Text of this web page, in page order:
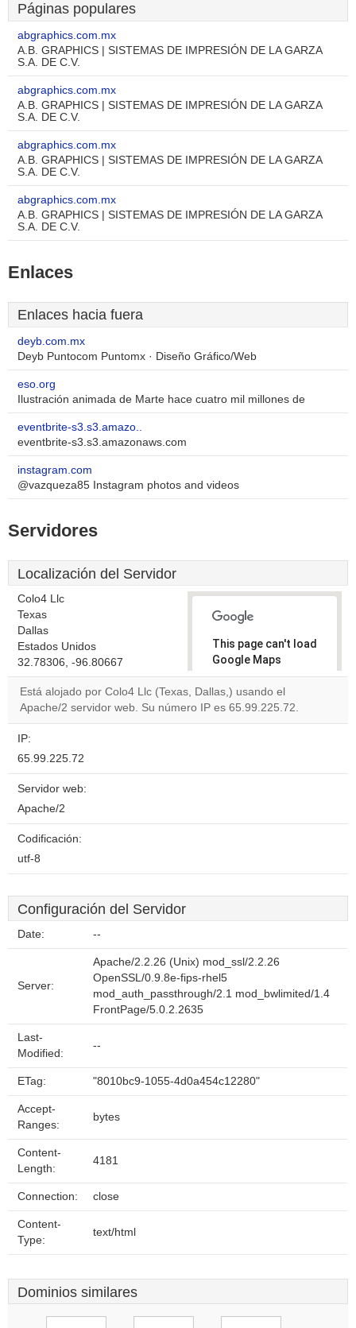
Páginas populares
abgraphics.com.mx
A.B. GRAPHICS | SISTEMAS DE IMPRESIÓN DE LA GARZA
S.A. DE C.V.
abgraphics.com.mx
A.B. GRAPHICS | SISTEMAS DE IMPRESIÓN DE LA GARZA
S.A. DE C.V.
abgraphics.com.mx
A.B. GRAPHICS | SISTEMAS DE IMPRESIÓN DE LA GARZA
S.A. DE C.V.
abgraphics.com.mx
A.B. GRAPHICS | SISTEMAS DE IMPRESIÓN DE LA GARZA
S.A. DE C.V.
Enlaces
Enlaces hacia fuera
deyb.com.mx
Deyb Puntocom Puntomx · Diseño Gráfico/Web
eso.org
Ilustración animada de Marte hace cuatro mil millones de
eventbrite-s3.s3.amazo..
eventbrite-s3.s3.amazonaws.com
instagram.com
@vazqueza85 Instagram photos and videos
Servidores
Localización del Servidor
Colo4 Llc
Texas
Dallas
Estados Unidos
32.78306, -96.80667
This page can't load
Google Maps
correctly.
Do you
own this
OK
Está alojado por Colo4 Llc (Texas, Dallas,) usando el
Apache/2 servidor web. Su número IP es 65.99.225.72.
IP:
65.99.225.72
Servidor web:
Apache/2
Codificación:
utf-8
Configuración del Servidor
Date: --
Server:
Apache/2.2.26 (Unix) mod_ssl/2.2.26
OpenSSL/0.9.8e-fips-rhel5
mod_auth_passthrough/2.1 mod_bwlimited/1.4
FrontPage/5.0.2.2635
Last-
Modified:
--
ETag: "8010bc9-1055-4d0a454c12280"
Accept-
Ranges:
bytes
Content-
Length:
4181
Connection: close
Content-
Type:
text/html
Dominios similares